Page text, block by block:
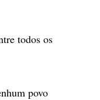
todos os
povo